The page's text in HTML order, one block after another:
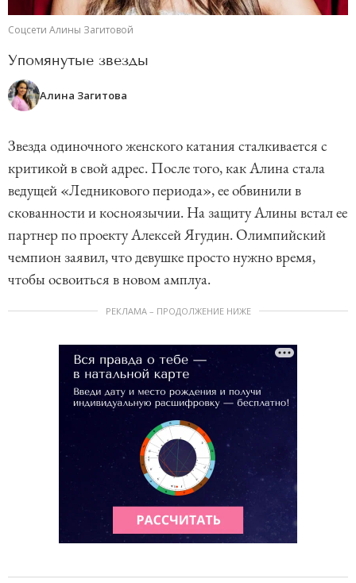
Соцсети Алины Загитовой
Упомянутые звезды
Алина Загитова
Звезда одиночного женского катания сталкивается с
критикой в свой адрес. После того, как Алина стала
ведущей «Ледникового периода», ее обвинили в
скованности и косноязычии. На защиту Алины встал ее
партнер по проекту Алексей Ягудин. Олимпийский
чемпион заявил, что девушке просто нужно время,
чтобы освоиться в новом амплуа.
РЕКЛАМА – ПРОДОЛЖЕНИЕ НИЖЕ